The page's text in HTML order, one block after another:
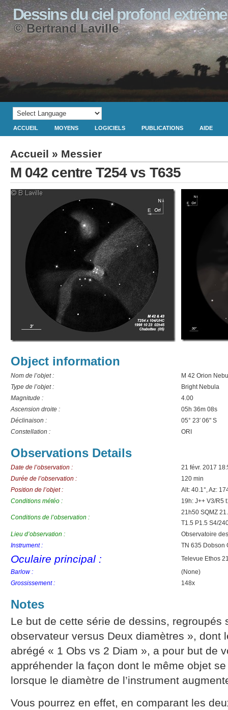
Dessins du ciel profond extrême
© Bertrand Laville
ACCUEIL MOYENS LOGICIELS PUBLICATIONS AIDE
Accueil » Messier
M 042 centre T254 vs T635
Object information
Nom de l’objet :
M 42 Orion
Type de l’objet :
Bright Nebula
Magnitude :
4.00
Ascension droite :
05h 36m 08s
Déclinaison :
05° 23′ 06" S
Constellation :
ORI
Observations Details
Date de l’observation :
21 févr. 2017
Durée de l’observation :
120 min
Position de l’objet :
Alt: 40.1°, Az:
Conditions météo :
19h: J++ V3/R5
Conditions de l’observation :
21h50 SQMZ
T1.5 P1.5 S4/
Lieu d’observation :
Observatoire
Instrument :
TN 635 Dobson
Oculaire principal :
Televue Ethos
Barlow :
(None)
Grossissement :
148x
Notes
Le but de cette série de dessins, regroupés
observateur versus Deux diamètres », dont
abrégé « 1 Obs vs 2 Diam », a pour but de
appréhender la façon dont le même objet
lorsque le diamètre de l’instrument
Vous pourrez en effet, en comparant les